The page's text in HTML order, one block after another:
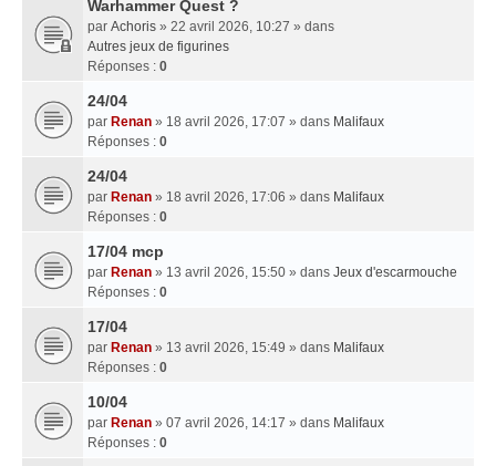
Warhammer Quest ?
par Achoris » 22 avril 2026, 10:27 » dans
Autres jeux de figurines
Réponses : 0
24/04
par Renan » 18 avril 2026, 17:07 » dans Malifaux
Réponses : 0
24/04
par Renan » 18 avril 2026, 17:06 » dans Malifaux
Réponses : 0
17/04 mcp
par Renan » 13 avril 2026, 15:50 » dans Jeux d'escarmouche
Réponses : 0
17/04
par Renan » 13 avril 2026, 15:49 » dans Malifaux
Réponses : 0
10/04
par Renan » 07 avril 2026, 14:17 » dans Malifaux
Réponses : 0